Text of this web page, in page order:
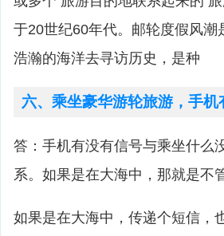
于20世纪60年代。邮轮度假风
浩瀚的海洋去寻访历史，是种
六、乘坐豪华游轮旅游，手机
答：手机有没有信号与乘坐什么
系。如果是在大海中，那就是不
如果是在大海中，传递个短信，